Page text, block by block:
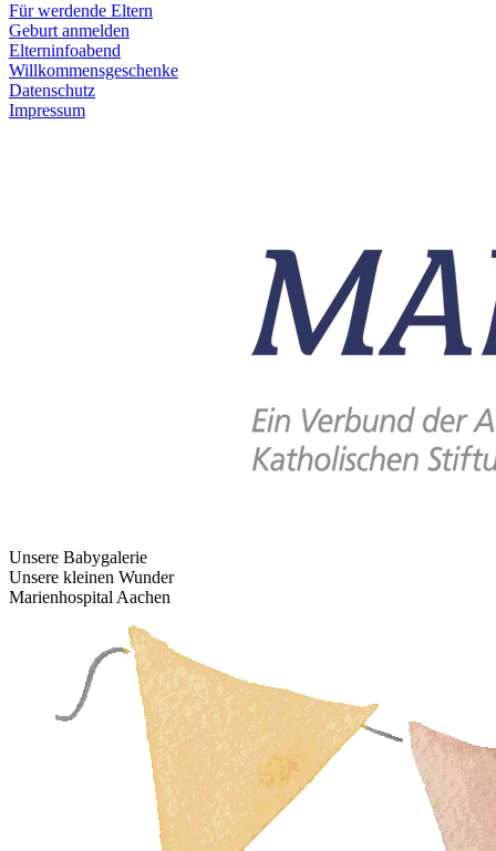
Für werdende Eltern
Geburt anmelden
Elterninfoabend
Willkommensgeschenke
Datenschutz
Impressum
Unsere Babygalerie
Unsere kleinen Wunder
Marienhospital Aachen